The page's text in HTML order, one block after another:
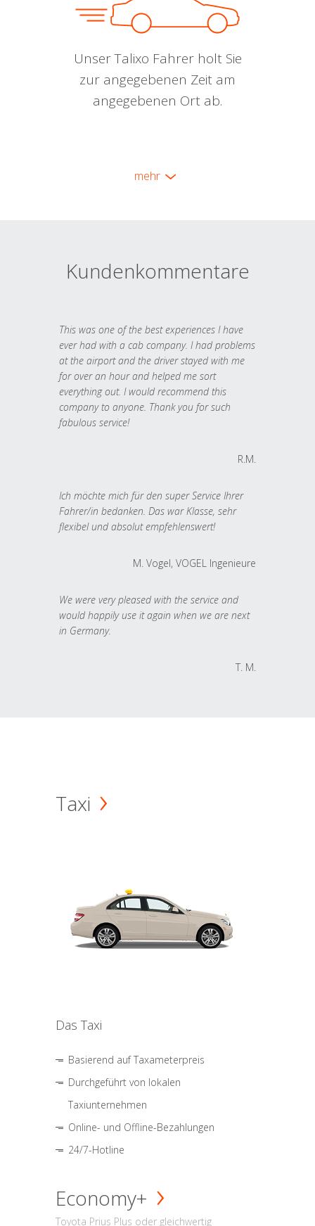
Unser Talixo Fahrer holt Sie
zur angegebenen Zeit am
angegebenen Ort ab.
mehr
Kundenkommentare
This was one of the best experiences I have
ever had with a cab company. I had problems
at the airport and the driver stayed with me
for over an hour and helped me sort
everything out. I would recommend this
company to anyone. Thank you for such
fabulous service!
R.M.
Ich möchte mich für den super Service Ihrer
Fahrer/in bedanken. Das war Klasse, sehr
flexibel und absolut empfehlenswert!
M. Vogel, VOGEL Ingenieure
We were very pleased with the service and
would happily use it again when we are next
in Germany.
T. M.
Taxi
Das Taxi
Basierend auf Taxameterpreis
Durchgeführt von lokalen
Taxiunternehmen
Online- und Offline-Bezahlungen
24/7-Hotline
Economy+
Toyota Prius Plus oder gleichwertig